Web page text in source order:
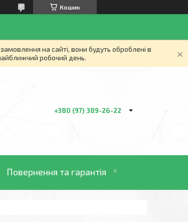
Кошик
на сайті, вони будуть оброблені в
робочий день.
+380 (97) 389-26-22
Повернення та гарантія